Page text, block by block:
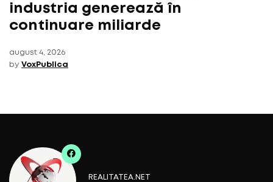
industria generează în
continuare miliarde
august 4, 2026
by VoxPublica
REALITATEA.NET